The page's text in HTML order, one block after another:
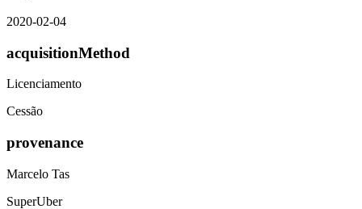
2020-02-04
acquisitionMethod
Licenciamento
Cessão
provenance
Marcelo Tas
SuperUber